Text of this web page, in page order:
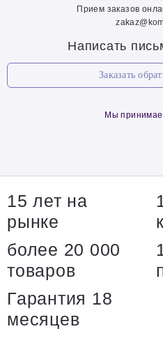
Прием заказов
Написать
Заказать
Мы
15 лет на
рынке
более 20 000
товаров
Гарантия 18
месяцев